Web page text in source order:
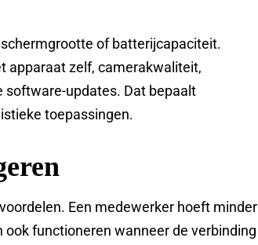
of batterijcapaciteit.
apparaat zelf, camerakwaliteit,
software-updates. Dat bepaalt
toepassingen.
Een medewerker hoeft minder
functioneren wanneer de verbinding